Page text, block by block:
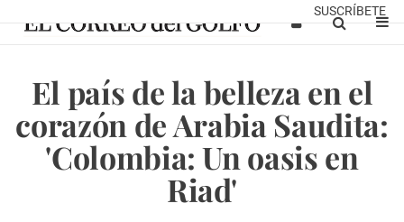
SUSCRÍBETE
El país de la belleza en el
corazón de Arabia Saudita:
'Colombia: Un oasis en
Riad'